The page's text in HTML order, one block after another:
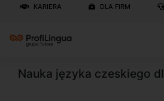
KARIERA DLA FIRM
Nauka języka czeskiego